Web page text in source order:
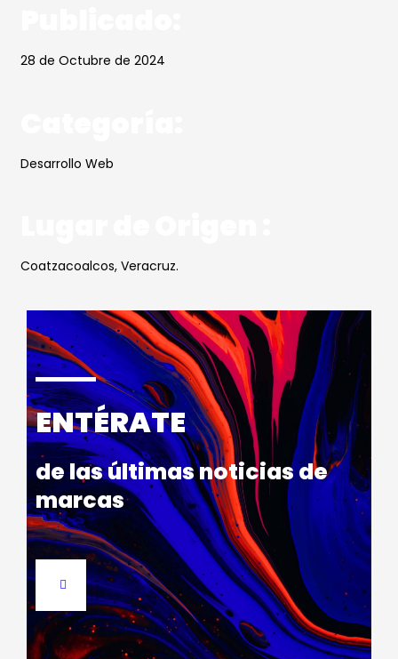
28 de Octubre de 2024
Desarrollo Web
Coatzacoalcos, Veracruz.
ENTÉRATE
de las últimas noticias de
marcas